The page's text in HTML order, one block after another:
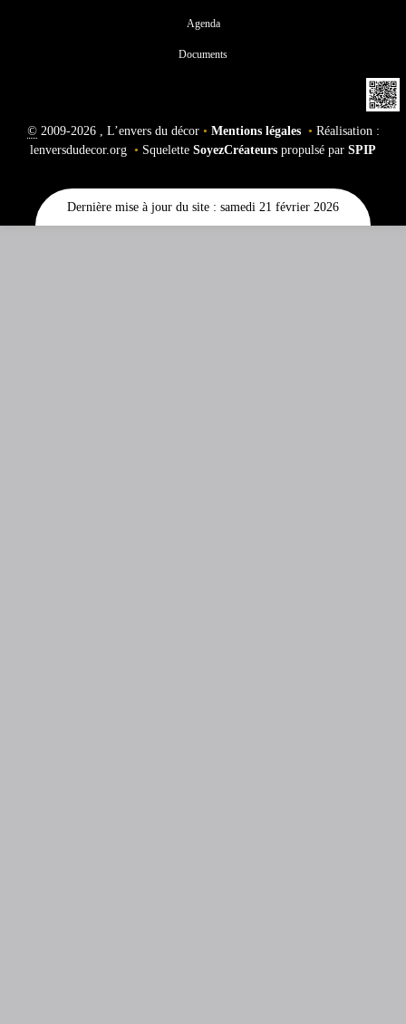
Agenda
Documents
©2009-2026 , L’envers du décor • Mentions légales • Réalisation :
lenversdudecor.org • Squelette SoyezCréateurs propulsé par SPIP
Dernière mise à jour du site : samedi 21 février 2026